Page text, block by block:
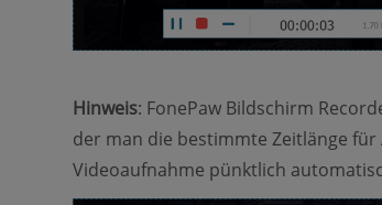
Hinweis: FonePaw Bildschirm
der man die bestimmte Zeitlänge
Videoaufnahme pünktlich